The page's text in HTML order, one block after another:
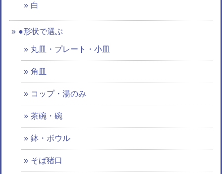
白
●形状で選ぶ
丸皿・プレート・小皿
角皿
コップ・湯のみ
茶碗・碗
鉢・ボウル
そば猪口